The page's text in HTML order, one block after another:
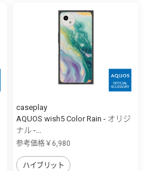
caseplay
AQUOS wish5 Color Rain - オリジ
ナル -...
参考価格￥6,980
ハイブリット